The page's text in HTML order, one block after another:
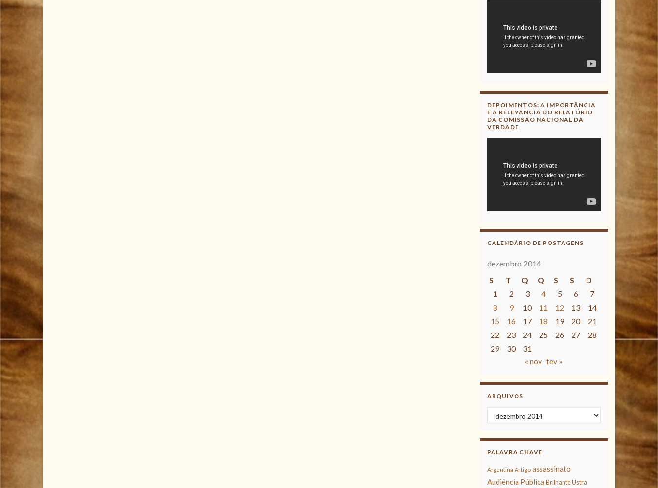
DEPOIMENTOS: A IMPORTÂNCIA
E A RELEVÂNCIA DO RELATÓRIO
DA COMISSÃO NACIONAL DA
VERDADE
CALENDÁRIO DE POSTAGENS
dezembro 2014
S
T Q Q S S
D
1
2 3 4 5 6
7
8
9 10 11 12 13
14
15
16 17 18 19 20
21
22
23 24 25 26 27
28
29
30
31
« nov fev »
ARQUIVOS
Arquivos
PALAVRA CHAVE
Argentina Artigo assassinato
Audiência Pública Brilhante Ustra